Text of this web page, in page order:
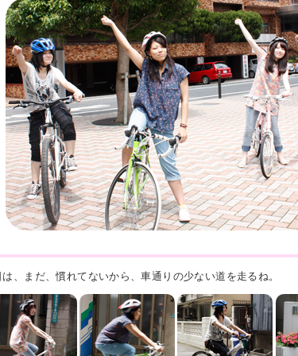
、まだ、慣れてないから、車通りの少ない道を走るね。